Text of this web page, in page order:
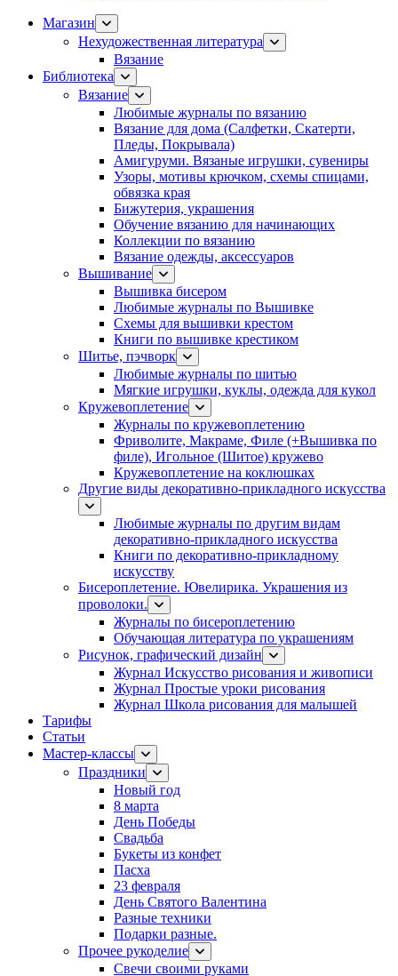
Магазин
Нехудожественная литература
Вязание
Библиотека
Вязание
Любимые журналы по вязанию
Вязание для дома (Салфетки, Скатерти,
Пледы, Покрывала)
Амигуруми. Вязаные игрушки, сувениры
Узоры, мотивы крючком, схемы спицами,
обвязка края
Бижутерия, украшения
Обучение вязанию для начинающих
Коллекции по вязанию
Вязание одежды, аксессуаров
Вышивание
Вышивка бисером
Любимые журналы по Вышивке
Схемы для вышивки крестом
Книги по вышивке крестиком
Шитье, пэчворк
Любимые журналы по шитью
Мягкие игрушки, куклы, одежда для кукол
Кружевоплетение
Журналы по кружевоплетению
Фриволите, Макраме, Филе (+Вышивка по
филе), Игольное (Шитое) кружево
Кружевоплетение на коклюшках
Другие виды декоративно-прикладного искусства
Любимые журналы по другим видам
декоративно-прикладного искусства
Книги по декоративно-прикладному
искусству
Бисероплетение. Ювелирика. Украшения из
проволоки.
Журналы по бисероплетению
Обучающая литература по украшениям
Рисунок, графический дизайн
Журнал Искусство рисования и живописи
Журнал Простые уроки рисования
Журнал Школа рисования для малышей
Тарифы
Статьи
Мастер-классы
Праздники
Новый год
8 марта
День Победы
Свадьба
Букеты из конфет
Пасха
23 февраля
День Святого Валентина
Разные техники
Подарки разные.
Прочее рукоделие
Свечи своими руками